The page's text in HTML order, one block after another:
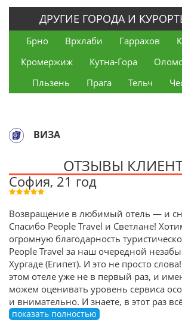
ДРУГИЕ ГОРОДА И
Брно Врхлаби Гаррахов
Кромержиж
Кутна-Гора
Пльзень
Прага Тельч
ВИЗА
ОТЗЫВЫ
София, 21 год
Возвращение в любимый отель — и
Спасибо People Travel и Светлане!
огромную благодарность
People Travel за наш очередной
Хургаде (Египет). И это не просто
этом отеле уже не в первый раз, и
можем оценивать уровень сервиса
и внимательно. И знаете, в этот раз
показать полностью